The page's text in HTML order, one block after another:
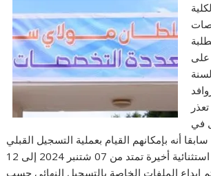
على
في
أنه بإمكانهم القيام بعملية التسجيل القبلي
خلال فترة إضافية استثنائية أخيرة تمتد من 07 شتنبر 2024 إلى 12
2024. سيتم إيداع الملفات الخاصة بالتسجيل النهائي حسب